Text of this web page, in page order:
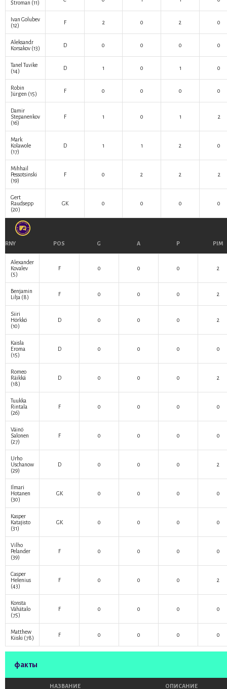
Štroman (11)
Ivan Golubev
(12)
F 2 0 2 0
Aleksandr
Korsakov (13) D 0 0 0 0
Tanel Tuvike
(14)
D 1 0 1 0
Robin
Jürgen (15) F 0 0 0 0
Damir
Stepanenkov
(16)
F 1 0 1 2
Mark
Kolawole
(17)
D 1 1 2 0
Mihhail
Pessotsinski
(19)
F 0 2 2 2
Gert
Raudsepp
(20)
GK 0 0 0 0
RNY POS G A P PIM
Alexander
Kovalev
(5)
F 0 0 0 2
Benjamin
Lilja (8) F 0 0 0 2
Siiri
Hörkkö
(10)
D 0 0 0 2
Kaisla
Eroma
(15)
D 0 0 0 0
Romeo
Räikkä
(18)
D 0 0 0 2
Tuukka
Rintala
(26)
F 0 0 0 0
Väinö
Salonen
(27)
F 0 0 0 0
Urho
Uschanow
(29)
D 0 0 0 2
Ilmari
Hotanen
(30)
GK 0 0 0 0
Kasper
Katajisto
(31)
GK 0 0 0 0
Vilho
Pelander
(39)
F 0 0 0 0
Casper
Helenius
(43)
F 0 0 0 2
Konsta
Vähätalo
(75)
F 0 0 0 0
Matthew
Kiiski (78) F 0 0 0 0
факты
НАЗВАНИЕ ОПИСАНИЕ